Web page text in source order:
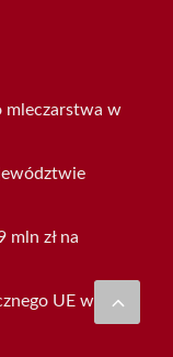
mleczarstwa w
mln zł na
UE w